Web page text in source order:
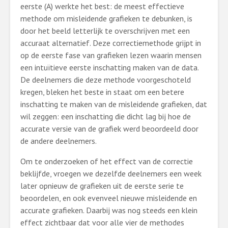
eerste (A) werkte het best: de meest effectieve
methode om misleidende grafieken te debunken, is
door het beeld letterlijk te overschrijven met een
accuraat alternatief. Deze correctiemethode grijpt in
op de eerste fase van grafieken lezen waarin mensen
een intuïtieve eerste inschatting maken van de data.
De deelnemers die deze methode voorgeschoteld
kregen, bleken het beste in staat om een betere
inschatting te maken van de misleidende grafieken, dat
wil zeggen: een inschatting die dicht lag bij hoe de
accurate versie van de grafiek werd beoordeeld door
de andere deelnemers.
Om te onderzoeken of het effect van de correctie
beklijfde, vroegen we dezelfde deelnemers een week
later opnieuw de grafieken uit de eerste serie te
beoordelen, en ook evenveel nieuwe misleidende en
accurate grafieken. Daarbij was nog steeds een klein
effect zichtbaar dat voor alle vier de methodes